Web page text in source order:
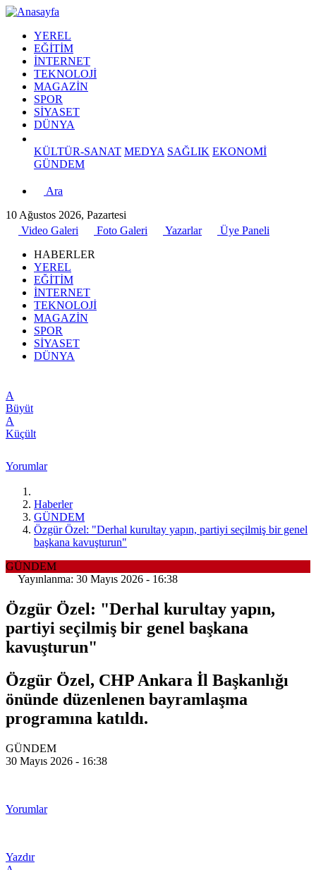
YEREL
EĞİTİM
İNTERNET
TEKNOLOJİ
MAGAZİN
SPOR
SİYASET
DÜNYA
KÜLTÜR-SANAT MEDYA SAĞLIK EKONOMİ
GÜNDEM
Ara
10 Ağustos 2026, Pazartesi
Video Galeri
Foto Galeri Yazarlar
Üye Paneli
HABERLER
YEREL
EĞİTİM
İNTERNET
TEKNOLOJİ
MAGAZİN
SPOR
SİYASET
DÜNYA
A
Büyüt
A
Küçült
Yorumlar
Haberler
GÜNDEM
Özgür Özel: "Derhal kurultay yapın, partiyi seçilmiş bir genel
başkana kavuşturun"
GÜNDEM
Yayınlanma: 30 Mayıs 2026 - 16:38
Özgür Özel: "Derhal kurultay yapın,
partiyi seçilmiş bir genel başkana
kavuşturun"
Özgür Özel, CHP Ankara İl Başkanlığı
önünde düzenlenen bayramlaşma
programına katıldı.
GÜNDEM
30 Mayıs 2026 - 16:38
Yorumlar
Yazdır